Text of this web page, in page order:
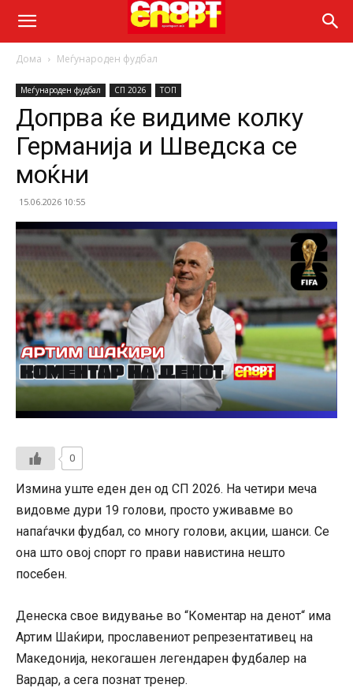
Дома Меѓународен фудбал
Меѓународен фудбал СП 2026 ТОП
Допрва ќе видиме колку
Германија и Шведска се
моќни
15.06.2026 10:55
0
Измина уште еден ден од СП 2026. На четири меча
видовме дури 19 голови, просто уживавме во
напаѓачки фудбал, со многу голови, акции, шанси. Се
она што овој спорт го прави навистина нешто
посебен.
Денеска свое видување во “Коментар на денот“ има
Артим Шаќири, прославениот репрезентативец на
Македонија, некогашен легендарен фудбалер на
Вардар, а сега познат тренер.